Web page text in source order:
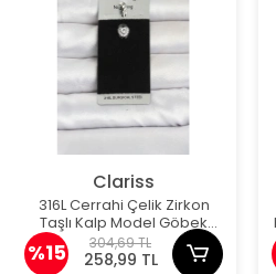
Clariss
316L Cerrahi Çelik Zirkon
Taşlı Kalp Model Göbek
Piercing
%15 304,69 TL
258,99 TL